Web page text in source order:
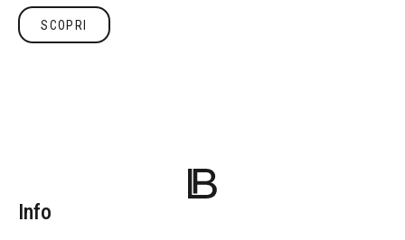
note floreali e muschiate.
Scopri
SCOPRI
Info